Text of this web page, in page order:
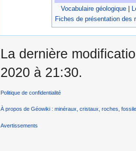
Vocabulaire géologique|
Fiches de présentation des
La dernière
2020 à 21:30.
Politique de confidentialité
À propos de Géowiki : minéraux, cristaux, roches,
Avertissements